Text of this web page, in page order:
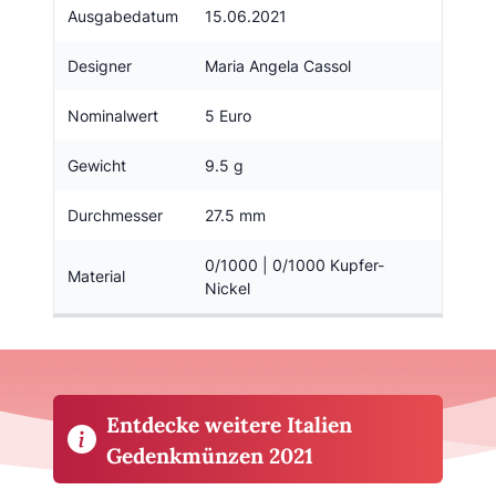
Ausgabedatum 15.06.2021
Designer Maria Angela Cassol
Nominalwert 5 Euro
Gewicht 9.5 g
Durchmesser 27.5 mm
Material
0/1000 | 0/1000 Kupfer-
Nickel
Entdecke weitere Italien
Gedenkmünzen 2021